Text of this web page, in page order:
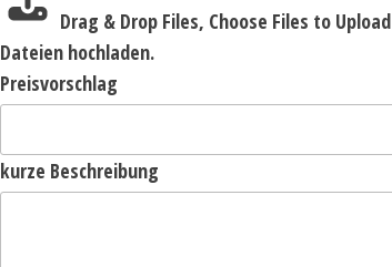
Drag & Drop Files, Choose Files to Upload
Dateien hochladen.
Preisvorschlag
kurze Beschreibung